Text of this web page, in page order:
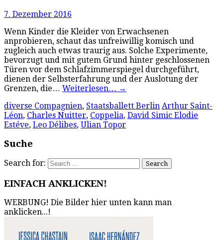
7. Dezember 2016
Wenn Kinder die Kleider von Erwachsenen
anprobieren, schaut das unfreiwillig komisch und
zugleich auch etwas traurig aus. Solche Experimente,
bevorzugt und mit gutem Grund hinter geschlossenen
Türen vor dem Schlafzimmerspiegel durchgeführt,
dienen der Selbsterfahrung und der Auslotung der
Grenzen, die… Weiterlesen… →
diverse Compagnien, Staatsballett Berlin Arthur Saint-
Léon, Charles Nuitter, Coppelia, David Simic Elodie
Estéve, Leo Délibes, Ulian Topor
Suche
Search for:
EINFACH ANKLICKEN!
WERBUNG! Die Bilder hier unten kann man
anklicken...!